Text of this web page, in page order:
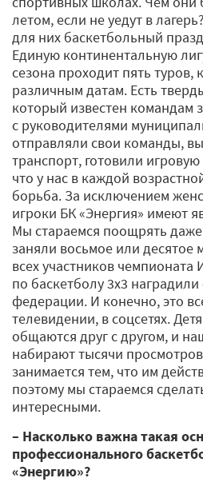
летом, если не уедут в
для них баскетбольный
Единую континентальную
сезона проходит пять
различным датам. Есть
который известен командам
с руководителями
отправляли свои команды,
транспорт, готовили
что у нас в каждой
борьба. За исключением
игроки БК «Энергия» имеют
Мы стараемся поощрять
заняли восьмое или десятое
всех участников чемпионата
по баскетболу 3х3
федерации. И конечно, это
телевидении, в соцсетях.
общаются друг с другом, и
набирают тысячи
занимается тем, что им
поэтому мы стараемся
интересными.
– Насколько важна такая
профессионального
«Энергию»?